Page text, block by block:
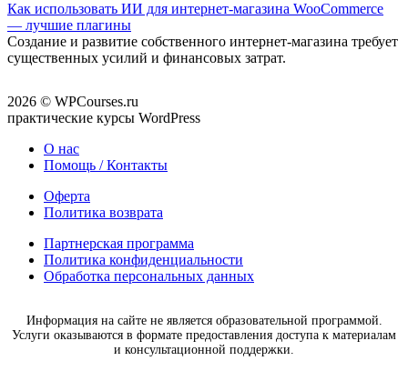
Как использовать ИИ для интернет-магазина WooCommerce
— лучшие плагины
Создание и развитие собственного интернет-магазина требует
существенных усилий и финансовых затрат.
2026 © WPCourses.ru
практические курсы WordPress
О нас
Помощь / Контакты
Оферта
Политика возврата
Партнерская программа
Политика конфиденциальности
Обработка персональных данных
Информация на сайте не является образовательной программой.
Услуги оказываются в формате предоставления доступа к материалам
и консультационной поддержки.